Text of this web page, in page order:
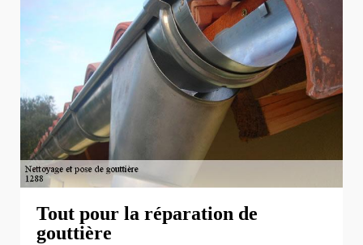
Tout pour la réparation de
gouttière